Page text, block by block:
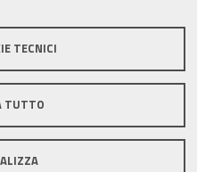
TECNICI
TUTTO
privacy
Social media policy